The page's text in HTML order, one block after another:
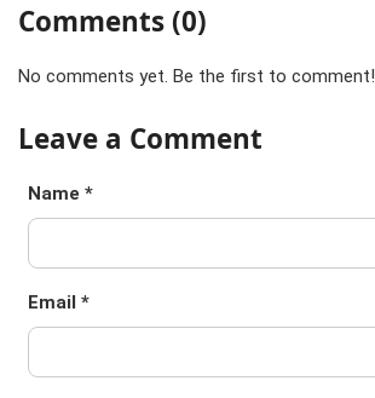
Comments (0)
No comments yet. Be the first to comment!
Leave a Comment
Name *
Email *